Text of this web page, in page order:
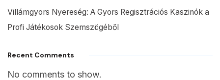
Villámgyors Nyereség: A Gyors Regisztrációs Kaszinók a
Profi Játékosok Szemszögéből
Recent Comments
No comments to show.